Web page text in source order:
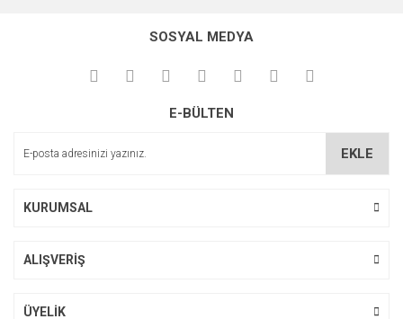
SOSYAL MEDYA
E-BÜLTEN
EKLE
KURUMSAL
ALIŞVERİŞ
ÜYELİK